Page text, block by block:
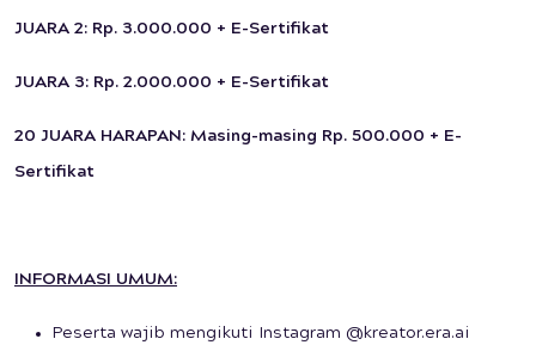
JUARA 2: Rp. 3.000.000 + E-Sertifikat
JUARA 3: Rp. 2.000.000 + E-Sertifikat
20 JUARA HARAPAN: Masing-masing Rp. 500.000 + E-
Sertifikat
INFORMASI UMUM:
Peserta wajib mengikuti Instagram @kreator.era.ai